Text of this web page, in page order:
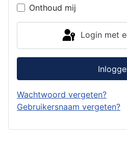
Onthoud mij
Login met
Wachtwoord vergeten?
Gebruikersnaam vergeten?